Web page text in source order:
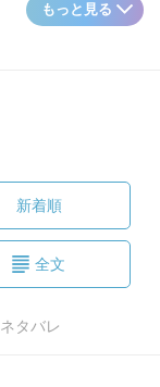
もっと見る
新着順
全文
ネタバレ